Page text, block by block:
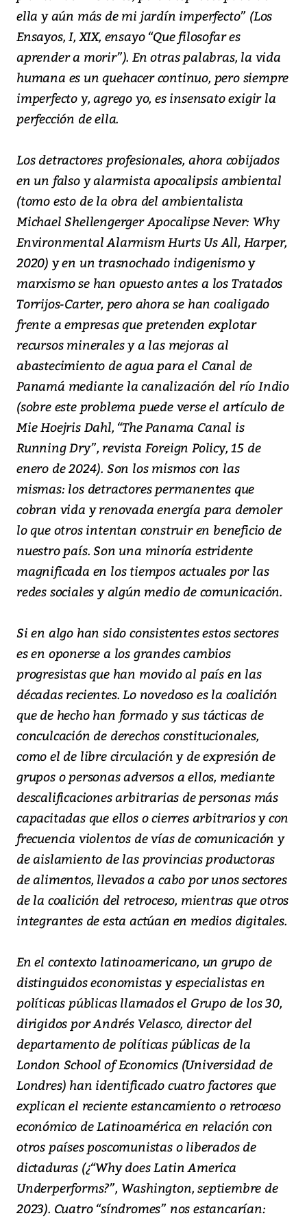
ella y aún más de mi jardín imperfecto” (Los
Ensayos, I, XIX, ensayo “Que filosofar es
aprender a morir”). En otras palabras, la vida
humana es un quehacer continuo, pero siempre
imperfecto y, agrego yo, es insensato exigir la
perfección de ella.
Los detractores profesionales, ahora cobijados
en un falso y alarmista apocalipsis ambiental
(tomo esto de la obra del ambientalista
Michael Shellengerger Apocalipse Never: Why
Environmental Alarmism Hurts Us All, Harper,
2020) y en un trasnochado indigenismo y
marxismo se han opuesto antes a los Tratados
Torrijos-Carter, pero ahora se han coaligado
frente a empresas que pretenden explotar
recursos minerales y a las mejoras al
abastecimiento de agua para el Canal de
Panamá mediante la canalización del río Indio
(sobre este problema puede verse el artículo de
Mie Hoejris Dahl, “The Panama Canal is
Running Dry”, revista Foreign Policy, 15 de
enero de 2024). Son los mismos con las
mismas: los detractores permanentes que
cobran vida y renovada energía para demoler
lo que otros intentan construir en beneficio de
nuestro país. Son una minoría estridente
magnificada en los tiempos actuales por las
redes sociales y algún medio de comunicación.
Si en algo han sido consistentes estos sectores
es en oponerse a los grandes cambios
progresistas que han movido al país en las
décadas recientes. Lo novedoso es la coalición
que de hecho han formado y sus tácticas de
conculcación de derechos constitucionales,
como el de libre circulación y de expresión de
grupos o personas adversos a ellos, mediante
descalificaciones arbitrarias de personas más
capacitadas que ellos o cierres arbitrarios y con
frecuencia violentos de vías de comunicación y
de aislamiento de las provincias productoras
de alimentos, llevados a cabo por unos sectores
de la coalición del retroceso, mientras que otros
integrantes de esta actúan en medios digitales.
En el contexto latinoamericano, un grupo de
distinguidos economistas y especialistas en
políticas públicas llamados el Grupo de los 30,
dirigidos por Andrés Velasco, director del
departamento de políticas públicas de la
London School of Economics (Universidad de
Londres) han identificado cuatro factores que
explican el reciente estancamiento o retroceso
económico de Latinoamérica en relación con
otros países poscomunistas o liberados de
dictaduras (¿“Why does Latin America
Underperforms?”, Washington, septiembre de
2023). Cuatro “síndromes” nos estancarían: